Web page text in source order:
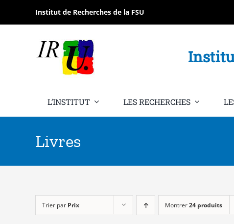
contenu
Institut de Recherches de la FSU
L’INSTITUT LES RECHERCHES
Livres
Trier par Prix Montrer24 produits